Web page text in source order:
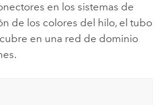
en los sistemas de
de los colores del hilo, el tubo
en una red de dominio